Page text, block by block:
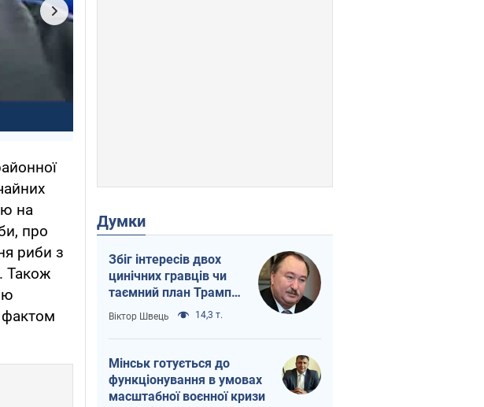
на
про
риби з
Також
фактом
Думки
Збіг інтересів двох
цинічних гравців чи
таємний план Трампа
і Путіна?
Віктор Швець 14,3 т.
Мінськ готується до
функціонування в умовах
масштабної воєнної кризи